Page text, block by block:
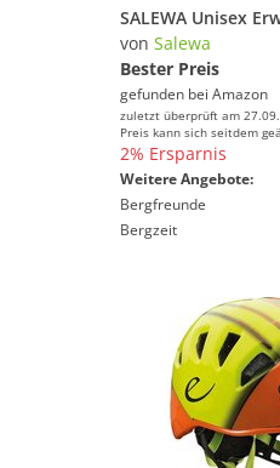
von Salewa
Bester Preis
gefunden bei Amazon
zuletzt überprüft am
Preis kann sich seitdem
2% Ersparnis
Weitere Angebote:
Bergfreunde
Bergzeit